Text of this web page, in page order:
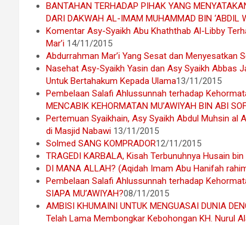
BANTAHAN TERHADAP PIHAK YANG
DARI DAKWAH AL-IMAM MUHAMMAD BIN ‘ABDIL
Komentar Asy-Syaikh Abu Khaththab Al-Libby
Mar’i 14/11/2015
Abdurrahman Mar’i Yang Sesat dan Menyesatkan
Nasehat Asy-Syaikh Yasin dan Asy Syaikh Abbas
Untuk Bertahakum Kepada Ulama13/11/2015
Pembelaan Salafi Ahlussunnah terhadap
MENCABIK KEHORMATAN MU’AWIYAH BIN ABI
Pertemuan Syaikhain, Asy Syaikh Abdul Muhsin al
di Masjid Nabawi 13/11/2015
Solmed SANG KOMPRADOR12/11/2015
TRAGEDI KARBALA, Kisah Terbunuhnya Husain
DI MANA ALLAH? (Aqidah Imam Abu Hanifah
Pembelaan Salafi Ahlussunnah terhadap
SIAPA MU’AWIYAH?08/11/2015
AMBISI KHUMAINI UNTUK MENGUASAI DUNIA
Telah Lama Membongkar Kebohongan KH. Nurul